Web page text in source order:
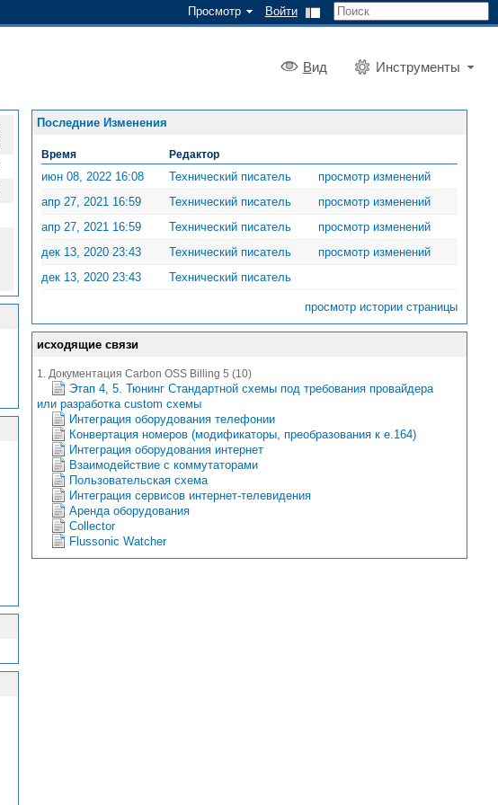
Просмотр Войти
Вид Инструменты
Последние Изменения
Время Редактор
июн 08, 2022 16:08 Технический писатель
просмотр изменений
апр 27, 2021 16:59
Технический писатель
просмотр изменений
апр 27, 2021 16:59
Технический писатель
просмотр изменений
дек 13, 2020 23:43
Технический писатель
просмотр изменений
дек 13, 2020 23:43
Технический писатель
просмотр истории страницы
исходящие связи
1. Документация Carbon OSS Billing 5 (10)
Этап 4, 5. Тюнинг Стандартной схемы под требования провайдера
или разработка custom схемы
Интеграция оборудования телефонии
Конвертация номеров (модификаторы, преобразования к e.164)
Интеграция оборудования интернет
Взаимодействие с коммутаторами
Пользовательская схема
Интеграция сервисов интернет-телевидения
Аренда оборудования
Collector
Flussonic Watcher